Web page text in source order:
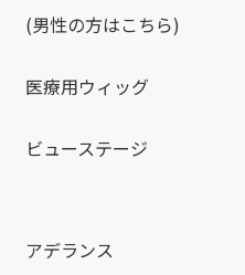
(男性の方はこちら)
医療用ウィッグ
ビューステージ
アデランス